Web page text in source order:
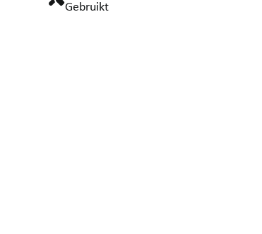
Gebruikt